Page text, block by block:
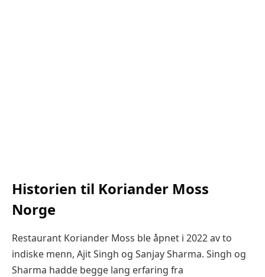
Historien til Koriander Moss
Norge
Restaurant Koriander Moss ble åpnet i 2022 av to
indiske menn, Ajit Singh og Sanjay Sharma. Singh og
Sharma hadde begge lang erfaring fra